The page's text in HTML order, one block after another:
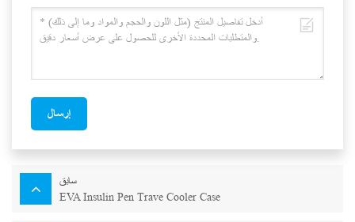
إرسال
سابق
EVA Insulin Pen Trave Cooler Case